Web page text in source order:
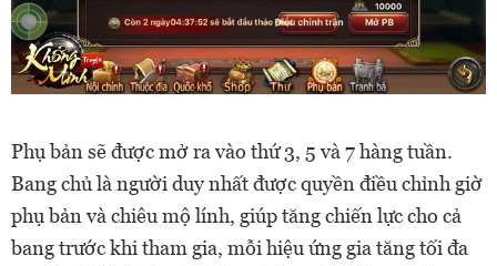
Phụ bản sẽ được mở ra vào thứ 3, 5 và 7 hàng tuần.
Bang chủ là người duy nhất được quyền điều chỉnh giờ
phụ bản và chiêu mộ lính, giúp tăng chiến lực cho cả
bang trước khi tham gia, mỗi hiệu ứng gia tăng tối đa